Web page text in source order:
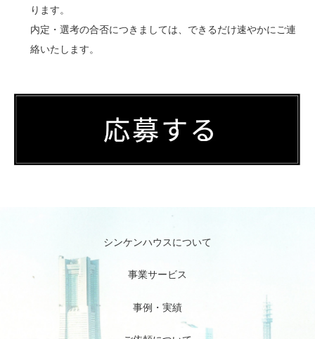
ります。
内定・選考の合否につきましては、できるだけ速やかにご連
絡いたします。
シンケンハウスについて
事業サービス
事例・実績